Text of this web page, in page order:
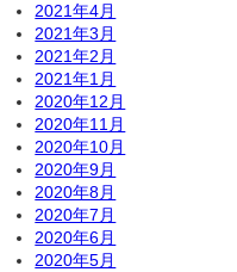
2021年4月
2021年3月
2021年2月
2021年1月
2020年12月
2020年11月
2020年10月
2020年9月
2020年8月
2020年7月
2020年6月
2020年5月